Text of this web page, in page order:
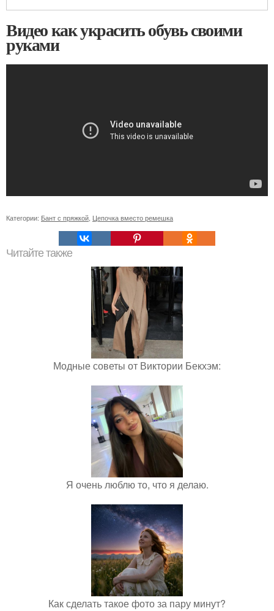
Видео как украсить обувь своими
руками
Категории: Бант с пряжкой Цепочка вместо ремешка
Читайте также
Модные советы от Виктории Бекхэм:
Я очень люблю то, что я делаю.
Как сделать такое фото за пару минут?